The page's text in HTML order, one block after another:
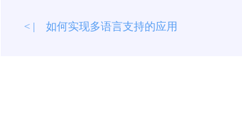
< | 如何实现多语言支持的应用